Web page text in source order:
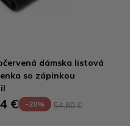
dámska listová
so zápinkou
€ -20% 54,80 €